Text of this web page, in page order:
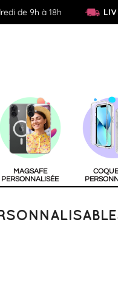
de 9h à 18h
MAGSAFE
PERSONNALISÉE